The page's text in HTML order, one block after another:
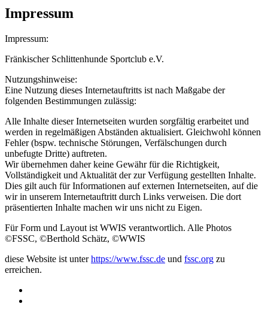
Impressum
Impressum:
Fränkischer Schlittenhunde Sportclub e.V.
Nutzungshinweise:
Eine Nutzung dieses Internetauftritts ist nach Maßgabe der
folgenden Bestimmungen zulässig:
Alle Inhalte dieser Internetseiten wurden sorgfältig erarbeitet und
werden in regelmäßigen Abständen aktualisiert. Gleichwohl können
Fehler (bspw. technische Störungen, Verfälschungen durch
unbefugte Dritte) auftreten.
Wir übernehmen daher keine Gewähr für die Richtigkeit,
Vollständigkeit und Aktualität der zur Verfügung gestellten Inhalte.
Dies gilt auch für Informationen auf externen Internetseiten, auf die
wir in unserem Internetauftritt durch Links verweisen. Die dort
präsentierten Inhalte machen wir uns nicht zu Eigen.
Für Form und Layout ist WWIS verantwortlich. Alle Photos
©FSSC, ©Berthold Schätz, ©WWIS
diese Website ist unterhttps://www.fssc.de und fssc.org zu
erreichen.